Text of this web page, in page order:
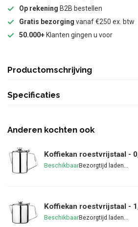
Op rekening B2B bestellen
Gratis bezorging vanaf €250 ex. btw
50.000+ Klanten gingen u voor
Productomschrijving
Specificaties
Anderen kochten ook
Koffiekan roestvrijstaal -
Beschikbaar
Koffiekan roestvrijstaal -
Beschikbaar